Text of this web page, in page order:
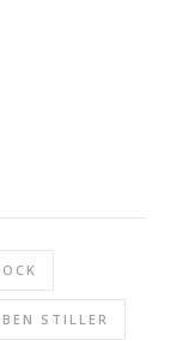
BEN STILLER